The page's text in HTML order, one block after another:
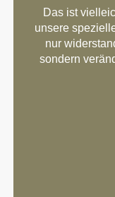
Das ist
unsere
nur
sondern